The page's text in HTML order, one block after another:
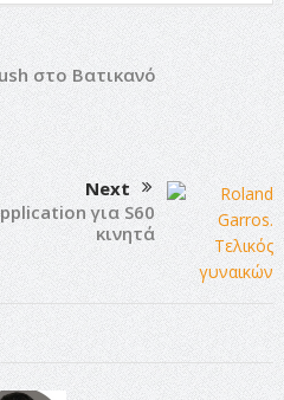
στο Βατικανό
Next
για S60
κινητά